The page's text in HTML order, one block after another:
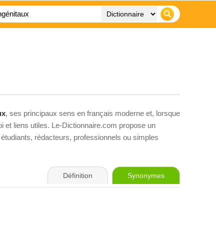
, ses principaux sens en français moderne et, lorsque
et liens utiles. Le-Dictionnaire.com propose un
rédacteurs, professionnels ou simples
Définition Synonymes